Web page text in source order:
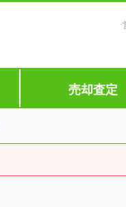
売却査定